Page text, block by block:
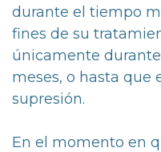
durante el tiempo
fines de su
únicamente
meses, o hasta que
supresión.
En el momento en